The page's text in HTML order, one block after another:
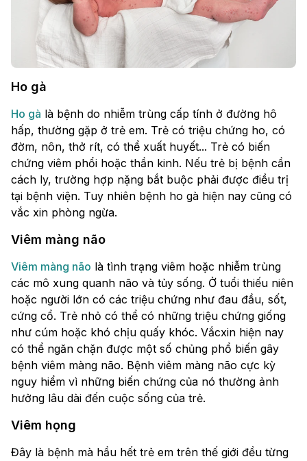
Ho gà
Ho gà là bệnh do nhiễm trùng cấp tính ở đường hô
hấp, thường gặp ở trẻ em. Trẻ có triệu chứng ho, có
đờm, nôn, thở rít, có thể xuất huyết... Trẻ có biến
chứng viêm phổi hoặc thần kinh. Nếu trẻ bị bệnh cần
cách ly, trường hợp nặng bắt buộc phải được điều trị
tại bệnh viện. Tuy nhiên bệnh ho gà hiện nay cũng có
vắc xin phòng ngừa.
Viêm màng não
Viêm màng não là tình trạng viêm hoặc nhiễm trùng
các mô xung quanh não và tủy sống. Ở tuổi thiếu niên
hoặc người lớn có các triệu chứng như đau đầu, sốt,
cứng cổ. Trẻ nhỏ có thể có những triệu chứng giống
như cúm hoặc khó chịu quấy khóc. Vắcxin hiện nay
có thể ngăn chặn được một số chủng phổ biến gây
bệnh viêm màng não. Bệnh viêm màng não cực kỳ
nguy hiểm vì những biến chứng của nó thường ảnh
hưởng lâu dài đến cuộc sống của trẻ.
Viêm họng
Đây là bệnh mà hầu hết trẻ em trên thế giới đều từng